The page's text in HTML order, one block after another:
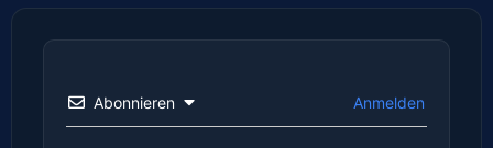
Abonnieren Anmelden